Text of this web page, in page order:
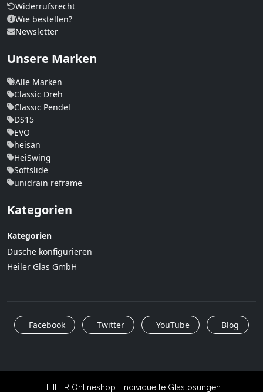
Widerrufsrecht
Wie bestellen?
Newsletter
Unsere Marken
Alle Marken
Classic Dreh
Classic Pendel
DS15
EVO
heisan
HeiSwing
Softslide
unidrain reframe
Kategorien
Kategorien
Dusche konfigurieren
Heiler Glas GmbH
Facebook Twitter YouTube Blog
HEILER Onlineshop | individuelle Glaslösungen